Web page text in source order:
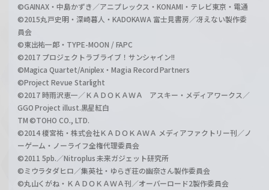
©GAINAX・中島かずき／アニプレックス・KONAMI・テレビ東京・電通
©2015丸戸史明・深崎暮人・KADOKAWA 富士見書房／冴えない製作委
員会
©東出祐一郎・TYPE-MOON / FAPC
©2017 プロジェクトラブライブ！サンシャイン!!
©Magica Quartet/Aniplex・Magia Record Partners
©Project Revue Starlight
©2017 時雨沢恵一／ＫＡＤＯＫＡＷＡ アスキー・メディアワークス／
GGO Project illust.黒星紅白
TM ©TOHO CO., LTD.
©2014 榎宮祐・株式会社ＫＡＤＯＫＡＷＡ メディアファクトリー刊／ノ
ーゲーム・ノーライフ全権代理委員会
©2011 5pb.／Nitroplus 未来ガジェット研究所
©ミウラタダヒロ／集英社・ゆらぎ荘の幽奈さん製作委員会
©丸山くがね・ＫＡＤＯＫＡＷＡ刊／オーバーロード2製作委員会